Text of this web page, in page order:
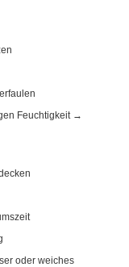
Feuchtigkeit →
oder weiches